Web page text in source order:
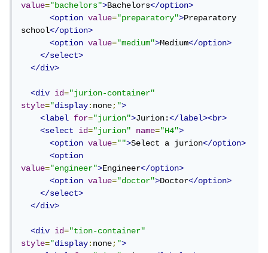
value="bachelors">Bachelors</option>
<option
value="preparatory">Preparatory
school</option>
<option
value="medium">Medium</option>
</select>
</div>
<div id="jurion-container"
style="display:none;">
<label
for="jurion">Jurion:</label><br>
<select
id="jurion" name="H4">
<option
value="">Select a jurion</option>
<option
value="engineer">Engineer</option>
<option
value="doctor">Doctor</option>
</select>
</div>
<div id="tion-container"
style="display:none;">